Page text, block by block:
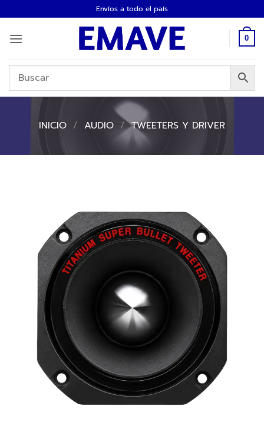
al
contenido
Envíos a todo el país
0
INICIO / AUDIO / TWEETERS Y DRIVER